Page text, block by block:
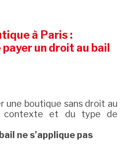
à Paris :
un droit au bail
une boutique sans droit au
contexte et du type de
ne s’applique pas